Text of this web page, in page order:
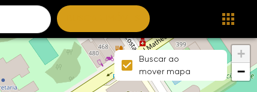
+
−
Buscar ao
mover mapa